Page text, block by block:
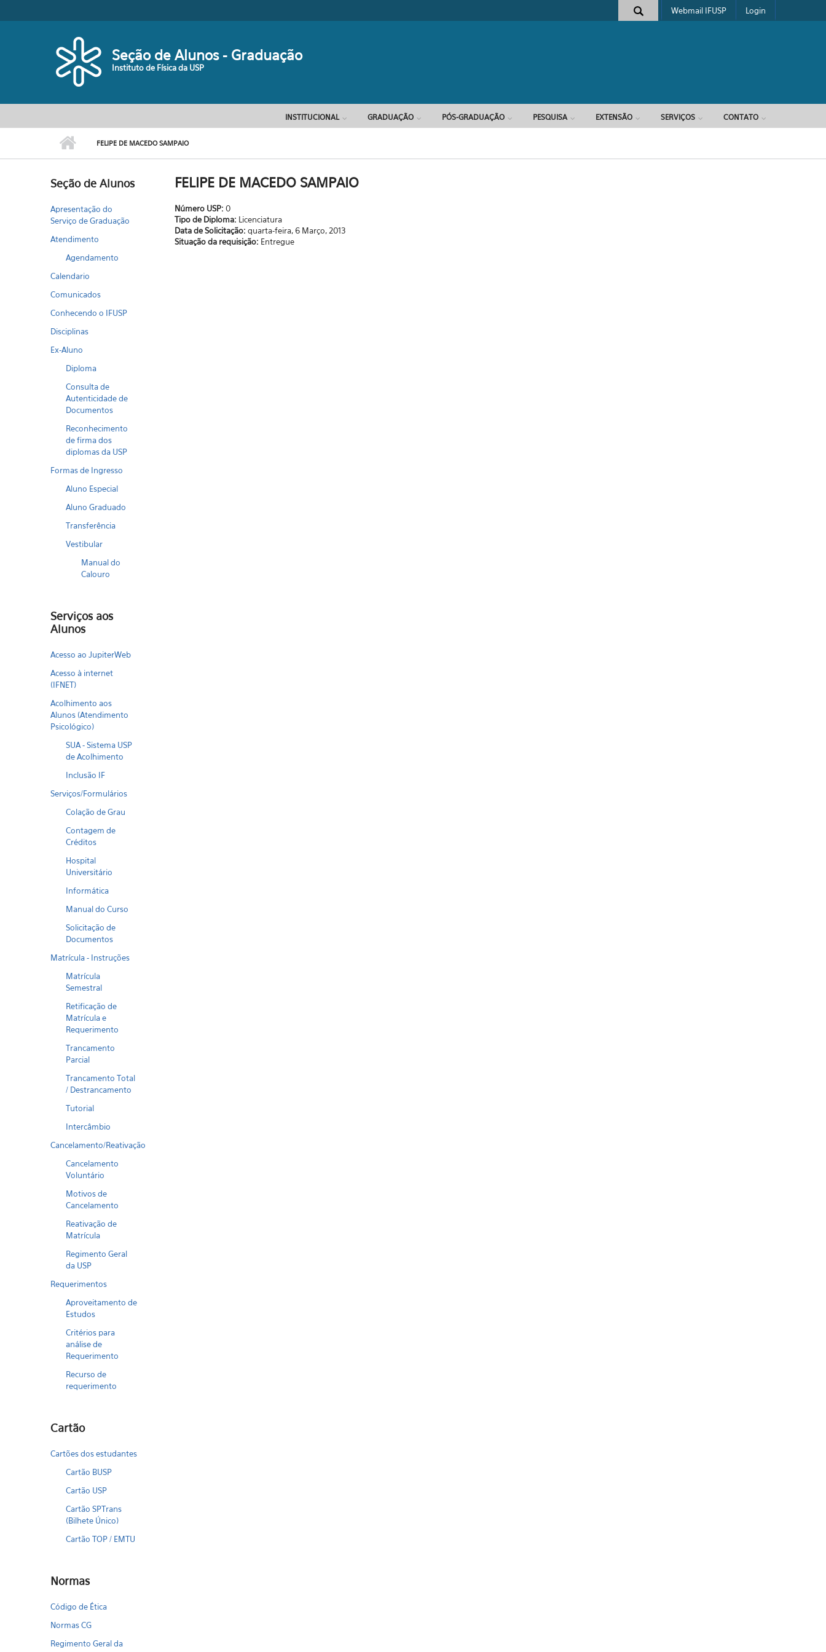
Formulário de busca
Webmail IFUSP Login
Seção de Alunos - Graduação
Instituto de Física da USP
INSTITUCIONAL GRADUAÇÃO PÓS-GRADUAÇÃO PESQUISA EXTENSÃO SERVIÇOS CONTATO
FELIPE DE MACEDO SAMPAIO
Seção de Alunos
Apresentação do
Serviço de Graduação
Atendimento
Agendamento
Calendario
Comunicados
Conhecendo o IFUSP
Disciplinas
Ex-Aluno
Diploma
Consulta de
Autenticidade de
Documentos
Reconhecimento
de firma dos
diplomas da USP
Formas de Ingresso
Aluno Especial
Aluno Graduado
Transferência
Vestibular
Manual do
Calouro
Serviços aos
Alunos
Acesso ao JupiterWeb
Acesso à internet
(IFNET)
Acolhimento aos
Alunos (Atendimento
Psicológico)
SUA - Sistema USP
de Acolhimento
Inclusão IF
Serviços/Formulários
Colação de Grau
Contagem de
Créditos
Hospital
Universitário
Informática
Manual do Curso
Solicitação de
Documentos
Matrícula - Instruções
Matrícula
Semestral
Retificação de
Matrícula e
Requerimento
Trancamento
Parcial
Trancamento Total
/ Destrancamento
Tutorial
Intercâmbio
Cancelamento/Reativação
Cancelamento
Voluntário
Motivos de
Cancelamento
Reativação de
Matrícula
Regimento Geral
da USP
Requerimentos
Aproveitamento de
Estudos
Critérios para
análise de
Requerimento
Recurso de
requerimento
Cartão
Cartões dos estudantes
Cartão BUSP
Cartão USP
Cartão SPTrans
(Bilhete Único)
Cartão TOP / EMTU
Normas
Código de Ética
Normas CG
Regimento Geral da
FELIPE DE MACEDO SAMPAIO
Número USP: 0
Tipo de Diploma: Licenciatura
Data de Solicitação: quarta-feira, 6 Março, 2013
Situação da requisição: Entregue